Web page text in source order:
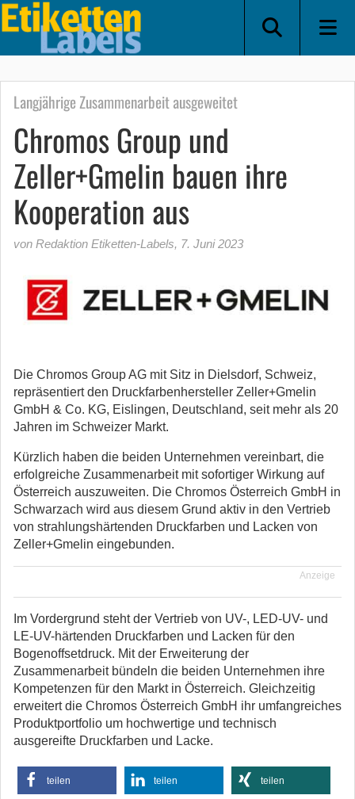
Langjährige Zusammenarbeit ausgeweitet
Chromos Group und
Zeller+Gmelin bauen ihre
Kooperation aus
von Redaktion Etiketten-Labels, 7. Juni 2023
Die Chromos Group AG mit Sitz in Dielsdorf, Schweiz,
repräsentiert den Druckfarbenhersteller Zeller+Gmelin
GmbH & Co. KG, Eislingen, Deutschland, seit mehr als 20
Jahren im Schweizer Markt.
Kürzlich haben die beiden Unternehmen vereinbart, die
erfolgreiche Zusammenarbeit mit sofortiger Wirkung auf
Österreich auszuweiten. Die Chromos Österreich GmbH in
Schwarzach wird aus diesem Grund aktiv in den Vertrieb
von strahlungshärtenden Druckfarben und Lacken von
Zeller+Gmelin eingebunden.
Anzeige
Im Vordergrund steht der Vertrieb von UV-, LED-UV- und
LE-UV-härtenden Druckfarben und Lacken für den
Bogenoffsetdruck. Mit der Erweiterung der
Zusammenarbeit bündeln die beiden Unternehmen ihre
Kompetenzen für den Markt in Österreich. Gleichzeitig
erweitert die Chromos Österreich GmbH ihr umfangreiches
Produktportfolio um hochwertige und technisch
ausgereifte Druckfarben und Lacke.
teilen teilen teilen